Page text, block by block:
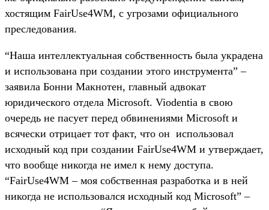
хостящим FairUse4WM, с угрозами официального
преследования.
“Наша интеллектуальная собственность была украдена
и использована при создании этого инструмента” –
заявила Бонни Макнотен, главный адвокат
юридического отдела Microsoft. Viodentia в свою
очередь не пасует перед обвинениями Microsoft и
всячески отрицает тот факт, что он использовал
исходный код при создании FairUse4WM и утверждает,
что вообще никогда не имел к нему доступа.
“FairUse4WM – моя собственная разработка и в ней
никогда не использовался исходный код Microsoft” –